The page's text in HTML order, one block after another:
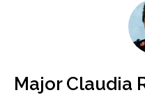
Major Claudia